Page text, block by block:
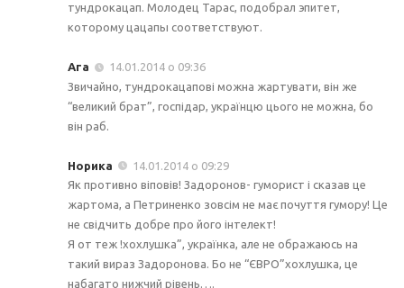
тундрокацап. Молодец Тарас, подобрал эпитет,
которому цацапы соответствуют.
Ага
14.01.2014 о 09:36
Звичайно, тундрокацапові можна жартувати, він же
“великий брат”, госпідар, українцю цього не можна, бо
він раб.
Норика
14.01.2014 о 09:29
Як противно віповів! Задоронов- гуморист і сказав це
жартома, а Петриненко зовсім не має почуття гумору! Це
не свідчить добре про його інтелект!
Я от теж !хохлушка”, українка, але не ображаюсь на
такий вираз Задоронова. Бо не “ЄВРО”хохлушка, це
набагато нижчий рівень….